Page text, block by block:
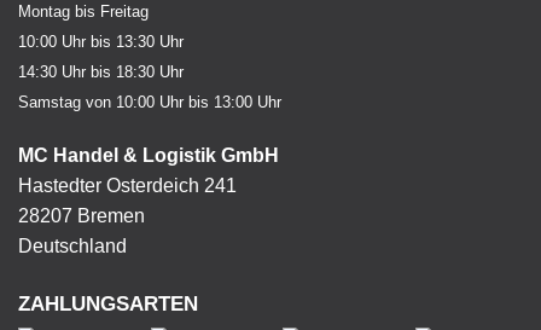
Montag bis Freitag
10:00 Uhr bis 13:30 Uhr
14:30 Uhr bis 18:30 Uhr
Samstag von 10:00 Uhr bis 13:00 Uhr
MC Handel & Logistik GmbH
Hastedter Osterdeich 241
28207 Bremen
Deutschland
ZAHLUNGSARTEN